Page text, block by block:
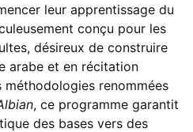
leur apprentissage du
conçu pour les
désireux de construire
arabe et en récitation
renommées
, ce programme garantit
des bases vers des